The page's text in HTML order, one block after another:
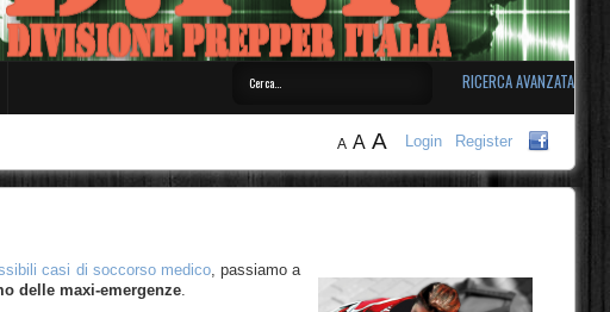
RICERCA AVANZATA
Login Register
A A A
casi di soccorso medico, passiamo a
delle maxi-emergenze.